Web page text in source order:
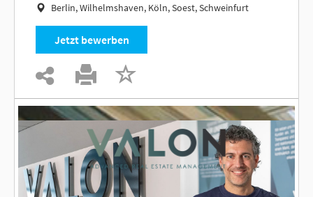
Berlin, Wilhelmshaven, Köln, Soest, Schweinfurt
Jetzt bewerben